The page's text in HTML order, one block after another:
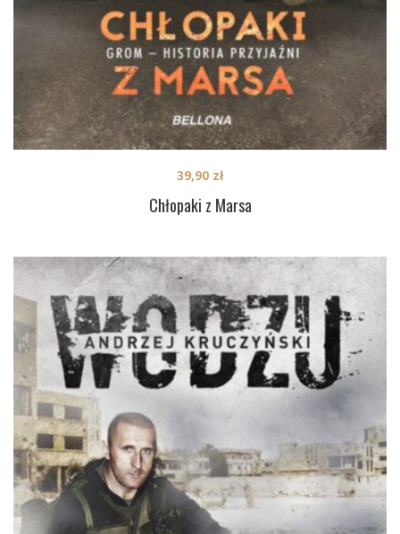
Chłopaki z Marsa
39,90 zł